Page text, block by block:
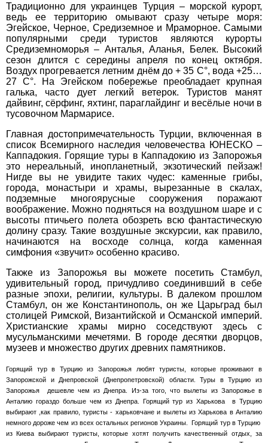
Харків
вул. Сумська 77/79
+38 (067) 180-32-43,
+38 (099) 180-32-43,
+38 (093) 180-32-43,
0800 33 01 80
Пн. - Пт. 9:00 - 18:00
Сб 10:00 - 15:00
Традиционно для украинцев Турция – морской курорт,
ведь ее территорию омывают сразу четыре моря:
Эгейское, Черное, Средиземное и Мраморное. Самыми
популярными среди туристов являются курорты
Средиземноморья – Анталья, Аланья, Белек. Высокий
сезон длится с середины апреля по конец октября.
Воздух прогревается летним днём до + 35 C°, вода +25…
27 C°. На Эгейском побережье преобладает крупная
галька, часто дует легкий ветерок. Туристов манят
дайвинг, сёрфинг, яхтинг, параглайдинг и весёлые ночи в
тусовочном Мармарисе.
Главная достопримечательность Турции, включенная в
список Всемирного наследия человечества ЮНЕСКО –
Каппадокия. Горящие туры в Каппадокию из Запорожья
это нереальный, инопланетный, экзотический пейзаж!
Нигде вы не увидите таких чудес: каменные грибы,
города, монастыри и храмы, вырезанные в скалах,
подземные многоярусные сооружения поражают
воображение. Можно подняться на воздушном шаре и с
высоты птичьего полета обозреть всю фантастическую
долину сразу. Такие воздушные экскурсии, как правило,
начинаются на восходе солнца, когда каменная
симфония «звучит» особенно красиво.
Также из Запорожья вы можете посетить Стамбул,
удивительный город, причудливо соединивший в себе
разные эпохи, религии, культуры. В далеком прошлом
Стамбул, он же Константинополь, он же Царьград был
столицей Римской, Византийской и Османской империй.
Христианские храмы мирно соседствуют здесь с
мусульманскими мечетями. В городе десятки дворцов,
музеев и множество других древних памятников.
Горящий тур в Турцию из Запорожья любят туристы, которые проживают в
Запорожской и Днепровской (Днепропетровской) области. Туры в Турцию из
Запорожья дешевле чем из Днепра. Из-за того, что вылеты из Запорожье в
Анталию гораздо больше чем из Днепра. Горящий тур из Харькова в Турцию
выбирают ,как правило, туристы - харьковчане и вылеты из Харькова в Анталию
немного дороже чем из всех остальных регионов Украины. Горящий тур в Турцию
из Киева выбирают туристы, которые хотят получить качественный отдых, за
×
*ВАШЕ ІМ'Я
*E-MAIL
* ТЕЛЕФОН
ДЕ ПРОЖИВАЄТЕ
ПРИМІТКИ
заповнення